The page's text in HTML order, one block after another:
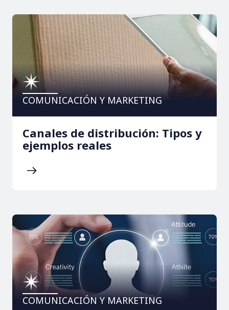
COMUNICACIÓN Y MARKETING
Canales de distribución: Tipos y
ejemplos reales
COMUNICACIÓN Y MARKETING